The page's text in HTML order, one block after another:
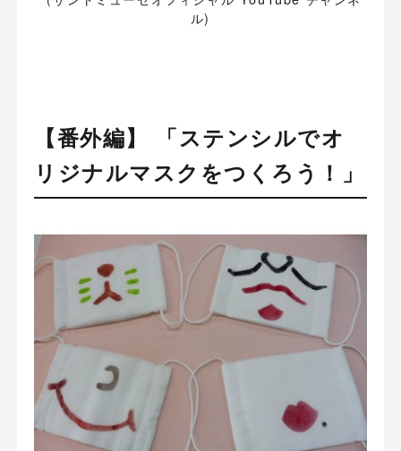
ル)
【番外編】
「ステンシルでオ
リジナルマスクをつくろう！」